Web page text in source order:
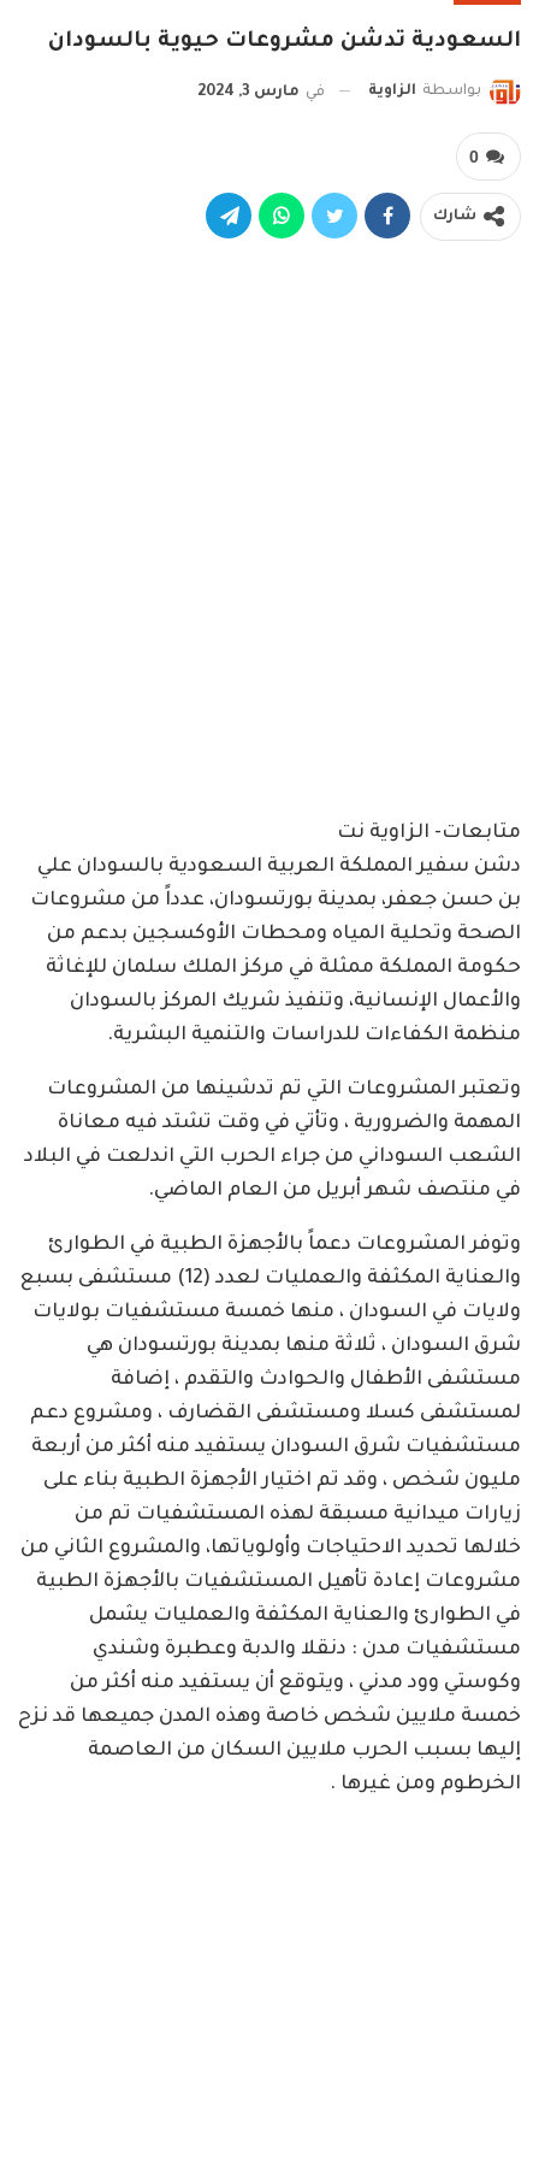
السعودية تدشن مشروعات حيوية بالسودان
بواسطة الزاوية في مارس 3, 2024
0
شارك
متابعات- الزاوية نت
دشن سفير المملكة العربية السعودية بالسودان علي
بن حسن جعفر، بمدينة بورتسودان، عدداً من مشروعات
الصحة وتحلية المياه ومحطات الأوكسجين بدعم من
حكومة المملكة ممثلة في مركز الملك سلمان للإغاثة
والأعمال الإنسانية، وتنفيذ شريك المركز بالسودان
منظمة الكفاءات للدراسات والتنمية البشرية.
وتعتبر المشروعات التي تم تدشينها من المشروعات
المهمة والضرورية ، وتأتي في وقت تشتد فيه معاناة
الشعب السوداني من جراء الحرب التي اندلعت في البلاد
في منتصف شهر أبريل من العام الماضي.
وتوفر المشروعات دعماً بالأجهزة الطبية في الطوارئ
والعناية المكثفة والعمليات لعدد (12) مستشفى بسبع
ولايات في السودان ، منها خمسة مستشفيات بولايات
شرق السودان ، ثلاثة منها بمدينة بورتسودان هي
مستشفى الأطفال والحوادث والتقدم ، إضافة
لمستشفى كسلا ومستشفى القضارف ، ومشروع دعم
مستشفيات شرق السودان يستفيد منه أكثر من أربعة
مليون شخص ، وقد تم اختيار الأجهزة الطبية بناء على
زيارات ميدانية مسبقة لهذه المستشفيات تم من
خلالها تحديد الاحتياجات وأولوياتها، والمشروع الثاني من
مشروعات إعادة تأهيل المستشفيات بالأجهزة الطبية
في الطوارئ والعناية المكثفة والعمليات يشمل
مستشفيات مدن : دنقلا والدبة وعطبرة وشندي
وكوستي وود مدني ، ويتوقع أن يستفيد منه أكثر من
خمسة ملايين شخص خاصة وهذه المدن جميعها قد نزح
إليها بسبب الحرب ملايين السكان من العاصمة
الخرطوم ومن غيرها .